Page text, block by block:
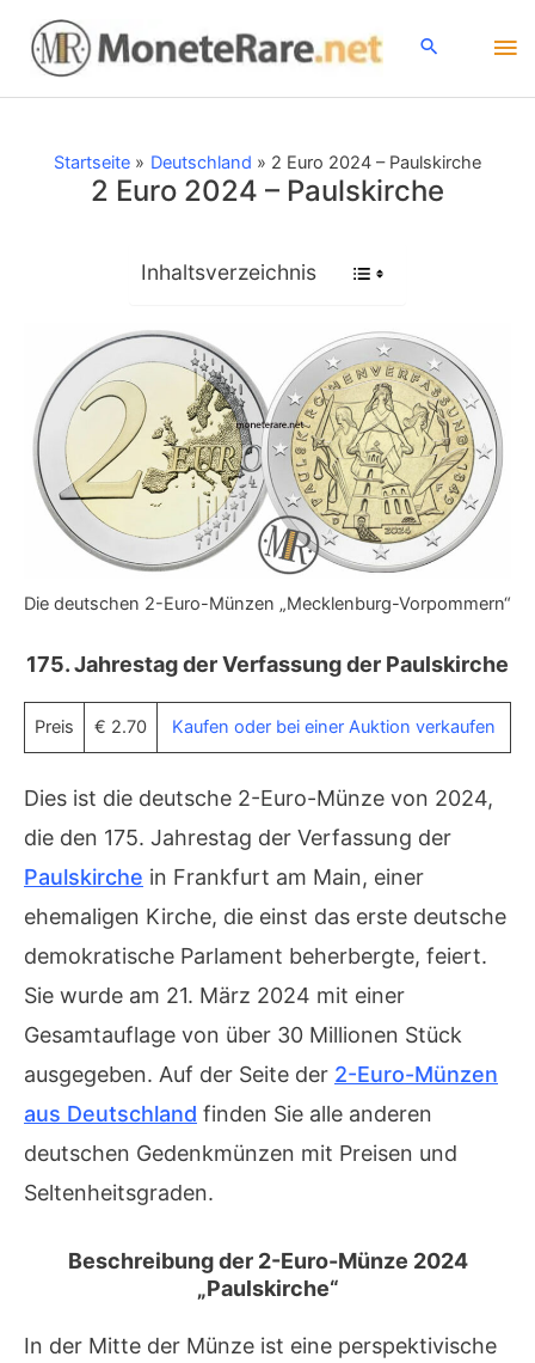
Inhalt
springen
Startseite Deutschland 2 Euro 2024 – Paulskirche
2 Euro 2024 – Paulskirche
Inhaltsverzeichnis
Die deutschen 2-Euro-Münzen „Mecklenburg-Vorpommern“
175. Jahrestag der Verfassung der Paulskirche
Preis € 2.70 Kaufen oder bei einer Auktion verkaufen
Dies ist die deutsche 2-Euro-Münze von 2024,
die den 175. Jahrestag der Verfassung der
Paulskirche in Frankfurt am Main, einer
ehemaligen Kirche, die einst das erste deutsche
demokratische Parlament beherbergte, feiert.
Sie wurde am 21. März 2024 mit einer
Gesamtauflage von über 30 Millionen Stück
ausgegeben. Auf der Seite der 2-Euro-Münzen
aus Deutschland finden Sie alle anderen
deutschen Gedenkmünzen mit Preisen und
Seltenheitsgraden.
Beschreibung der 2-Euro-Münze 2024
„Paulskirche“
In der Mitte der Münze ist eine perspektivische